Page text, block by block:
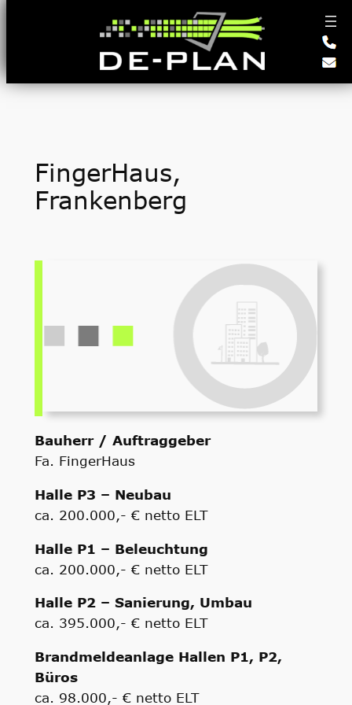
FingerHaus,
Frankenberg
Bauherr / Auftraggeber
Fa. FingerHaus
Halle P3 – Neubau
ca. 200.000,- € netto ELT
Halle P1 – Beleuchtung
ca. 200.000,- € netto ELT
Halle P2 – Sanierung, Umbau
ca. 395.000,- € netto ELT
Brandmeldeanlage Hallen P1, P2,
Büros
ca. 98.000,- € netto ELT